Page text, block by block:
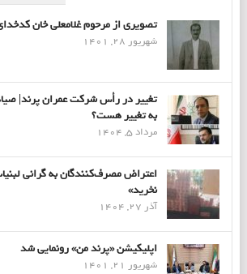
تصویری از مرحوم غلامعلی خان
شهریور 28, 1401
تغییر در رأس شرکت عمران پرند|
به تغییر هست؟
مرداد 5, 1404
اعتراض مصرف‌کنندگان به گرانی
نخرید»
آذر 27, 1404
اپلیکیشن «پرند من» رونمایی شد
شهریور 21, 1401